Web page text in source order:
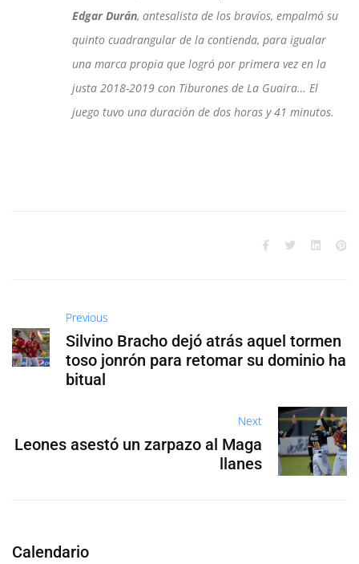
Edgar Durán, antesalista de los bravíos, empalmó su
quinto cuadrangular de la contienda, para igualar
una marca propia que logró por primera vez en la
justa 2018-2019 con Tiburones de La Guaira… El
juego tuvo una duración de dos horas y 41 minutos.
Previous
Silvino Bracho dejó atrás aquel tormen
toso jonrón para retomar su dominio ha
bitual
Next
Leones asestó un zarpazo al Maga
llanes
Calendario